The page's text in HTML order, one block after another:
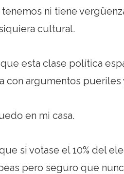
ni tiene
cultural.
esta clase política
con argumentos pueriles
en mi casa.
si votase el 10% del
pero seguro que